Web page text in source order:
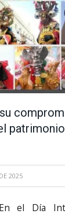
2025
el Día